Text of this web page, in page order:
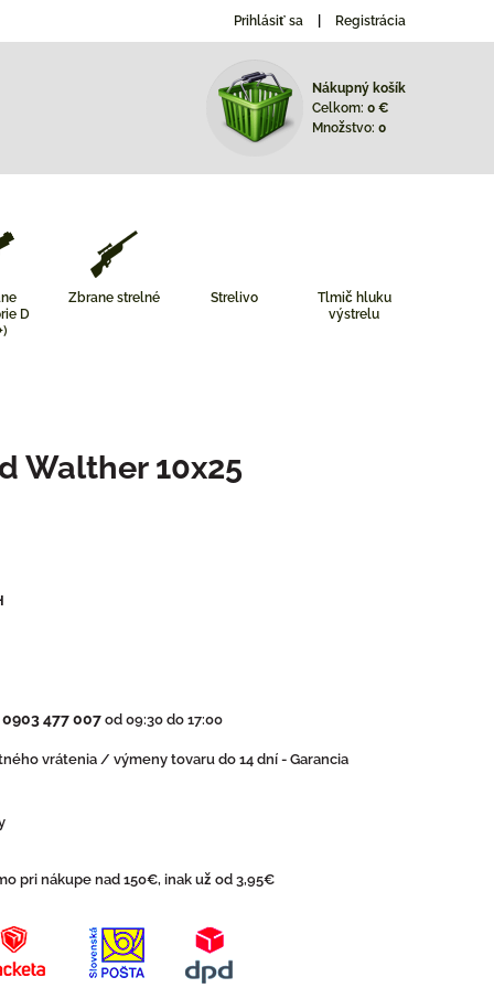
Prihlásiť sa Registrácia
Nákupný košík
Celkom: 0 €
Množstvo: 0
D
Zbrane strelné Strelivo
Tlmič hluku
výstrelu
Walther 10x25
0903 477 007 od 09:30 do 17:00
vrátenia / výmeny tovaru do 14 dní - Garancia
pri nákupe nad 150€, inak už od 3,95€